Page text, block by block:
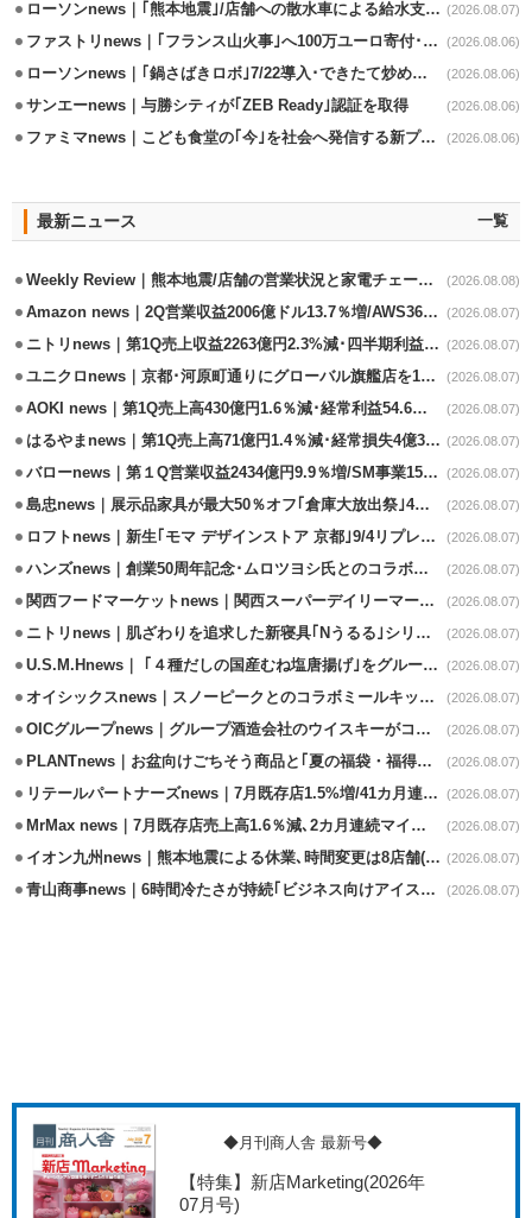
ローソンnews｜｢熊本地震｣/店舗への散水車による給水支援を開始 (2026.08.07)
ファストリnews｜｢フランス山火事｣へ100万ユーロ寄付･衣料5万点も提供 (2026.08.06)
ローソンnews｜｢鍋さばきロボ｣7/22導入･できたて炒めメニューを提供 (2026.08.06)
サンエーnews｜与勝シティが｢ZEB Ready｣認証を取得 (2026.08.06)
ファミマnews｜こども食堂の｢今｣を社会へ発信する新プロジェクト始動 (2026.08.06)
最新ニュース 一覧
Weekly Review｜熊本地震/店舗の営業状況と家電チェーンの支援策 (2026.08.08)
Amazon news｜2Q営業収益2006億ドル13.7％増/AWS36.8％％増が貢献 (2026.08.07)
ニトリnews｜第1Q売上収益2263億円2.3%減･四半期利益1.4％減 (2026.08.07)
ユニクロnews｜京都･河原町通りにグローバル旗艦店を11/6開設 (2026.08.07)
AOKI news｜第1Q売上高430億円1.6％減･経常利益54.6％減 (2026.08.07)
はるやまnews｜第1Q売上高71億円1.4％減･経常損失4億3800万円 (2026.08.07)
バローnews｜第１Q営業収益2434億円9.9％増/SM事業15.5％増と絶好調 (2026.08.07)
島忠news｜展示品家具が最大50％オフ｢倉庫大放出祭｣4店舗限定で開催 (2026.08.07)
ロフトnews｜新生｢モマ デザインストア 京都｣9/4リプレイスオープン (2026.08.07)
ハンズnews｜創業50周年記念･ムロツヨシ氏とのコラボ企画｢ムロハンズ｣開催 (2026.08.07)
関西フードマーケットnews｜関西スーパーデイリーマート蒲生店8/7改装 (2026.08.07)
ニトリnews｜肌ざわりを追求した新寝具｢Nうるる｣シリーズを発売 (2026.08.07)
U.S.M.Hnews｜ ｢４種だしの国産むね塩唐揚げ｣をグループ610店で共同販促 (2026.08.07)
オイシックスnews｜スノーピークとのコラボミールキット8/13発売 (2026.08.07)
OICグループnews｜グループ酒造会社のウイスキーがコンペティション受賞 (2026.08.07)
PLANTnews｜お盆向けごちそう商品と｢夏の福袋・福得カート｣8/8から開催 (2026.08.07)
リテールパートナーズnews｜7月既存店1.5%増/41カ月連続増 (2026.08.07)
MrMax news｜7月既存店売上高1.6％減､2カ月連続マイナス (2026.08.07)
イオン九州news｜熊本地震による休業､時間変更は8店舗(8/7時点) (2026.08.07)
青山商事news｜6時間冷たさが持続｢ビジネス向けアイスベスト｣発売 (2026.08.07)
◆月刊商人舎 最新号◆
【特集】新店Marketing(2026年
07月号)